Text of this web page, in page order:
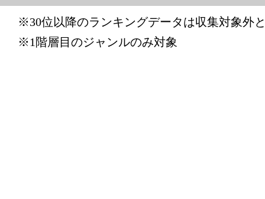
ランキング：
※30位以降のランキングデータは収集対象外
※1階層目のジャンルのみ対象